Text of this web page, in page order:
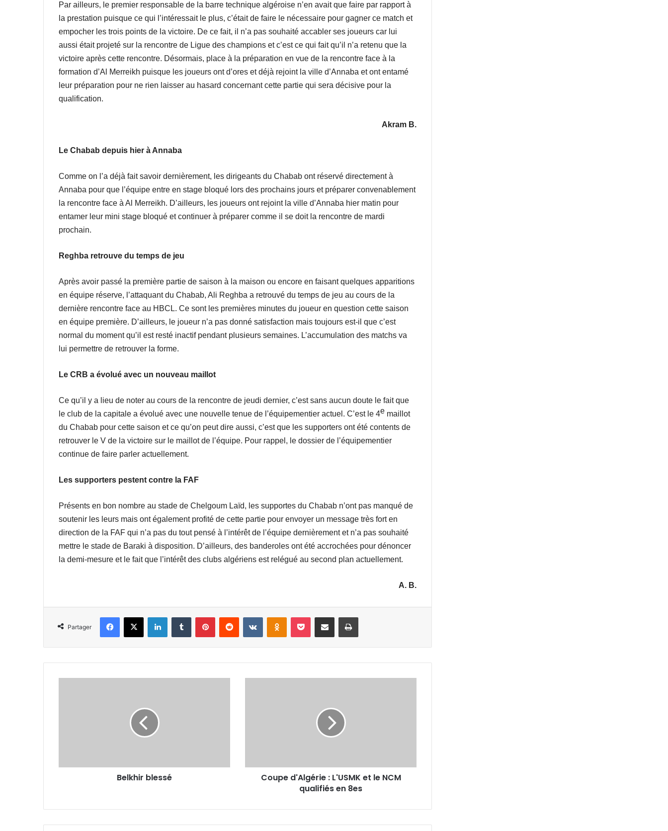
Par ailleurs, le premier responsable de la barre technique algéroise n’en avait que faire par rapport à
la prestation puisque ce qui l’intéressait le plus, c’était de faire le nécessaire pour gagner ce match et
empocher les trois points de la victoire. De ce fait, il n’a pas souhaité accabler ses joueurs car lui
aussi était projeté sur la rencontre de Ligue des champions et c’est ce qui fait qu’il n’a retenu que la
victoire après cette rencontre. Désormais, place à la préparation en vue de la rencontre face à la
formation d’Al Merreikh puisque les joueurs ont d’ores et déjà rejoint la ville d’Annaba et ont entamé
leur préparation pour ne rien laisser au hasard concernant cette partie qui sera décisive pour la
qualification.
Akram B.
Le Chabab depuis hier à Annaba
Comme on l’a déjà fait savoir dernièrement, les dirigeants du Chabab ont réservé directement à
Annaba pour que l’équipe entre en stage bloqué lors des prochains jours et préparer convenablement
la rencontre face à Al Merreikh. D’ailleurs, les joueurs ont rejoint la ville d’Annaba hier matin pour
entamer leur mini stage bloqué et continuer à préparer comme il se doit la rencontre de mardi
prochain.
Reghba retrouve du temps de jeu
Après avoir passé la première partie de saison à la maison ou encore en faisant quelques apparitions
en équipe réserve, l’attaquant du Chabab, Ali Reghba a retrouvé du temps de jeu au cours de la
dernière rencontre face au HBCL. Ce sont les premières minutes du joueur en question cette saison
en équipe première. D’ailleurs, le joueur n’a pas donné satisfaction mais toujours est-il que c’est
normal du moment qu’il est resté inactif pendant plusieurs semaines. L’accumulation des matchs va
lui permettre de retrouver la forme.
Le CRB a évolué avec un nouveau maillot
Ce qu’il y a lieu de noter au cours de la rencontre de jeudi dernier, c’est sans aucun doute le fait que
le club de la capitale a évolué avec une nouvelle tenue de l’équipementier actuel. C’est le 4e maillot
du Chabab pour cette saison et ce qu’on peut dire aussi, c’est que les supporters ont été contents de
retrouver le V de la victoire sur le maillot de l’équipe. Pour rappel, le dossier de l’équipementier
continue de faire parler actuellement.
Les supporters pestent contre la FAF
Présents en bon nombre au stade de Chelgoum Laïd, les supportes du Chabab n’ont pas manqué de
soutenir les leurs mais ont également profité de cette partie pour envoyer un message très fort en
direction de la FAF qui n’a pas du tout pensé à l’intérêt de l’équipe dernièrement et n’a pas souhaité
mettre le stade de Baraki à disposition. D’ailleurs, des banderoles ont été accrochées pour dénoncer
la demi-mesure et le fait que l’intérêt des clubs algériens est relégué au second plan actuellement.
A. B.
Partager
Facebook
X LinkedinTumblr PinterestReddit VKontakteOdnoklassniki
Pocket Partager par email Imprimer
Belkhir blessé
en
Coupe d'Algérie : L'USMK et le NCM
qualifiés en 8es